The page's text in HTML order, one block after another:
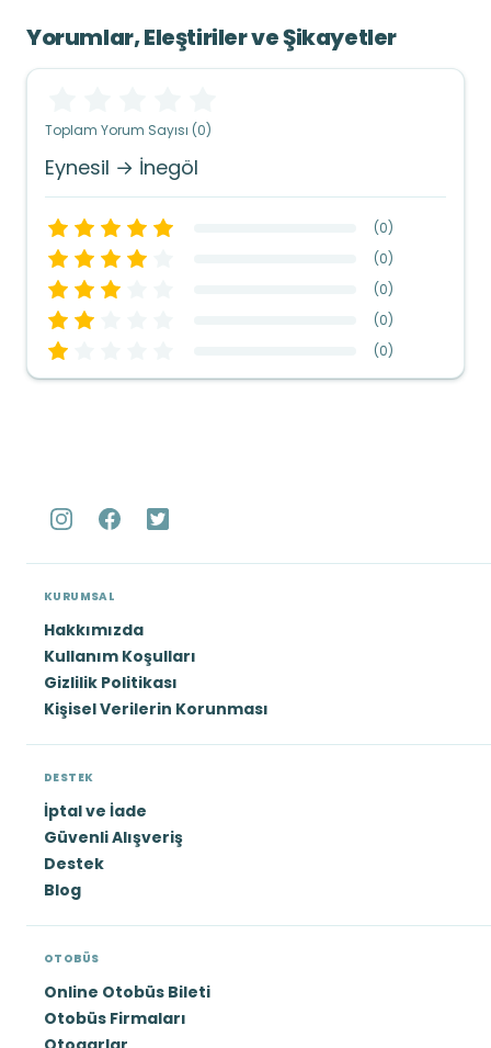
Yorumlar, Eleştiriler ve Şikayetler
Toplam Yorum Sayısı (0)
Eynesil → İnegöl
(0)
(0)
(0)
(0)
(0)
KURUMSAL
Hakkımızda
Kullanım Koşulları
Gizlilik Politikası
Kişisel Verilerin Korunması
DESTEK
İptal ve İade
Güvenli Alışveriş
Destek
Blog
OTOBÜS
Online Otobüs Bileti
Otobüs Firmaları